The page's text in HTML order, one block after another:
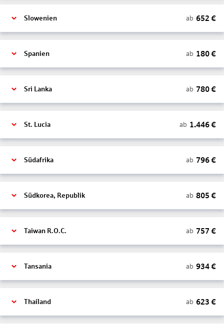
Slowenien ab 652 €
Spanien ab 180€
Sri Lanka ab 780€
St. Lucia ab 1.446€
Südafrika ab 796€
Südkorea, Republik ab 805 €
Taiwan R.O.C. ab 757 €
Tansania ab 934€
Thailand ab 623 €